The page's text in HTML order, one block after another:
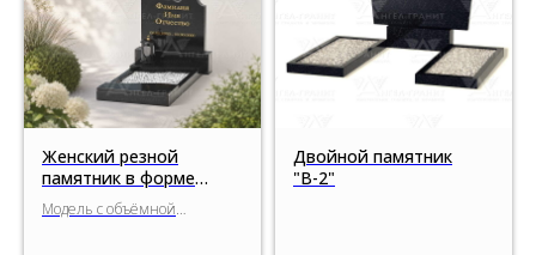
Женский резной
памятник в форме
сердца «Два сердца»
Модель с объёмной
Двойной памятник
"В-2"